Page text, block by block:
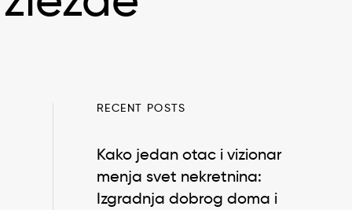
RECENT POSTS
Kako jedan otac i vizionar
menja svet nekretnina:
Izgradnja dobrog doma i